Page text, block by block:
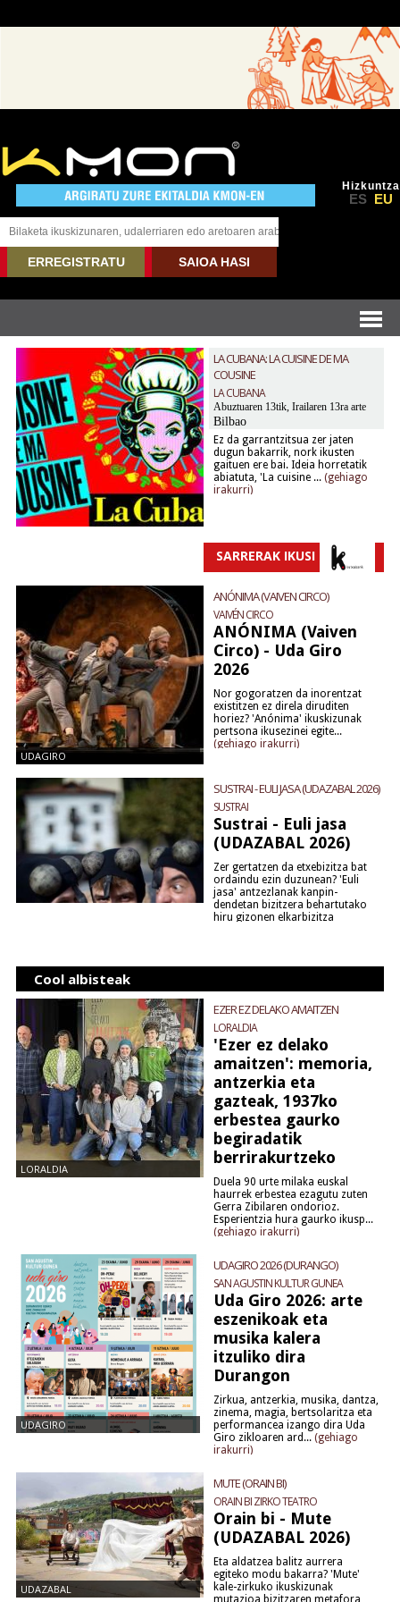
Hizkuntza
ES EU
ERREGISTRATU SAIOA HASI
LA CUBANA: LA CUISINE DE MA
COUSINE
LA CUBANA
Abuztuaren 13tik, Irailaren 13ra arte
Bilbao
Ez da garrantzitsua zer jaten
dugun bakarrik, nork ikusten
gaituen ere bai. Ideia horretatik
abiatuta, 'La cuisine ... (gehiago
irakurri)
SARRERAK IKUSI
UDAGIRO
ANÓNIMA (VAIVEN CIRCO)
VAIVÉN CIRCO
ANÓNIMA (Vaiven
Circo) - Uda Giro
2026
Nor gogoratzen da inorentzat
existitzen ez direla diruditen
horiez? 'Anónima' ikuskizunak
pertsona ikusezinei egite...
(gehiago irakurri)
SUSTRAI - EULI JASA (UDAZABAL 2026)
SUSTRAI
Sustrai - Euli jasa
(UDAZABAL 2026)
Zer gertatzen da etxebizitza bat
ordaindu ezin duzunean? 'Euli
jasa' antzezlanak kanpin-
dendetan bizitzera behartutako
hiru gizonen elkarbizitza
Cool albisteak
LORALDIA
EZER EZ DELAKO AMAITZEN
LORALDIA
'Ezer ez delako
amaitzen': memoria,
antzerkia eta
gazteak, 1937ko
erbestea gaurko
begiradatik
berrirakurtzeko
Duela 90 urte milaka euskal
haurrek erbestea ezagutu zuten
Gerra Zibilaren ondorioz.
Esperientzia hura gaurko ikusp...
(gehiago irakurri)
UDAGIRO
UDAGIRO 2026 (DURANGO)
SAN AGUSTIN KULTUR GUNEA
Uda Giro 2026: arte
eszenikoak eta
musika kalera
itzuliko dira
Durangon
Zirkua, antzerkia, musika, dantza,
zinema, magia, bertsolaritza eta
performancea izango dira Uda
Giro zikloaren ard... (gehiago
irakurri)
UDAZABAL
MUTE (ORAIN BI)
ORAIN BI ZIRKO TEATRO
Orain bi - Mute
(UDAZABAL 2026)
Eta aldatzea balitz aurrera
egiteko modu bakarra? 'Mute'
kale-zirkuko ikuskizunak
mutazioa bizitzaren metafora